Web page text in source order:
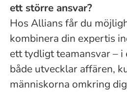
ett större ansvar?
Hos Allians får du
kombinera din expertis
ett tydligt teamansvar – i
både utvecklar affären,
människorna omkring